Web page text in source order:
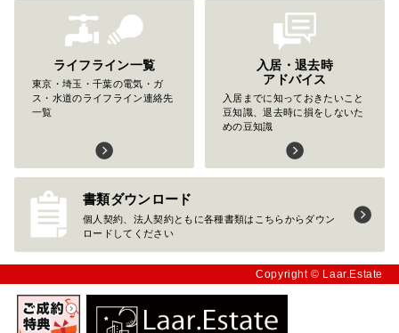
ライフライン一覧
東京・埼玉・千葉の電気・ガ
ス・水道のライフライン連絡先
一覧
入居・退去時
アドバイス
入居までに知っておきたいこと
豆知識、退去時に損をしないた
めの豆知識
書類ダウンロード
個人契約、法人契約ともに各種書類はこちらからダウン
ロードしてください
Copyright © Laar.Estate